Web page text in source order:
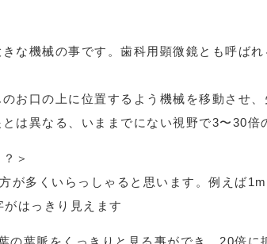
な機械の事です。歯科用顕微鏡とも呼ば
お口の上に位置するよう機械を移動させ
は異なる、いままでにない視野で3〜30
＞
が多くいらっしゃると思います。例えば
はっきり見えます
の葉脈をくっきりと見る事ができ、20倍